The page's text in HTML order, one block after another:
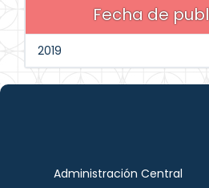
Fecha de
2019
Administración Central